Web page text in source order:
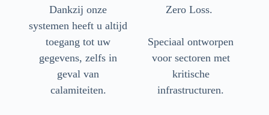
Dankzij onze
systemen heeft u altijd
toegang tot uw
gegevens, zelfs in
geval van
calamiteiten.
Zero Loss.
Speciaal ontworpen
voor sectoren met
kritische
infrastructuren.